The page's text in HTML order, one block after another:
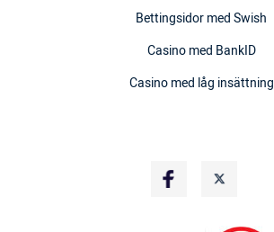
Bettingsidor med Swish
Casino med BankID
Casino med låg insättning